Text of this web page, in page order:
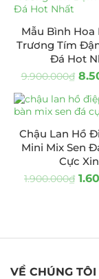
Mẫu Bình Hoa
Trương Tím
Đá Hot
9.900.000₫
Chậu Lan Hồ
Mini Mix Sen
Cực
1.900.000₫
VỀ CHÚNG TÔI